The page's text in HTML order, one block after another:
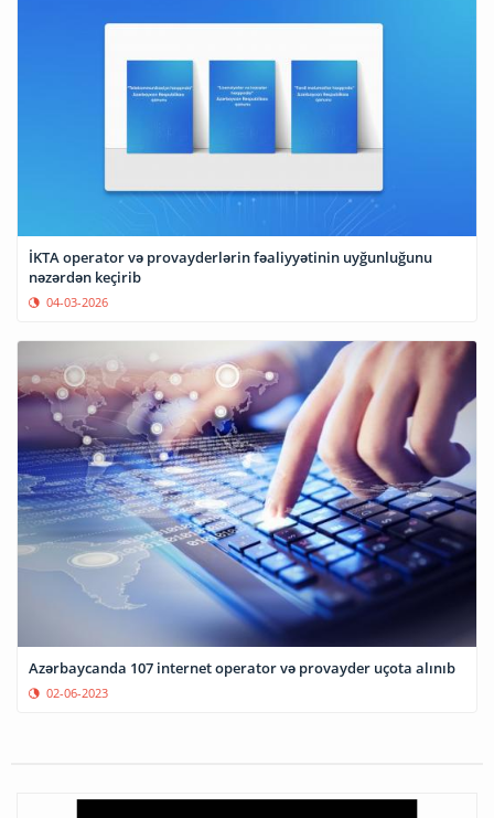
İKTA operator və provayderlərin fəaliyyətinin uyğunluğunu
nəzərdən keçirib
04-03-2026
Azərbaycanda 107 internet operator və provayder uçota alınıb
02-06-2023